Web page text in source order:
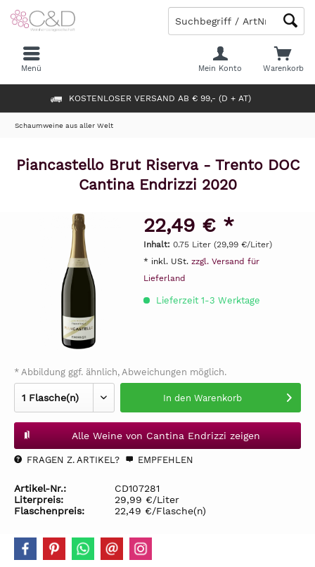
KOSTENLOSER VERSAND AB € 99,- (D + AT)
Warenkorb
Mein Konto
Menü
Schaumweine aus aller Welt
Piancastello Brut Riserva - Trento DOC
Cantina Endrizzi 2020
22,49 € *
Inhalt: 0.75 Liter (29,99 €/Liter)
* inkl. USt. zzgl. Versand für
Lieferland
Lieferzeit 1-3 Werktage
* Abbildung ggf. ähnlich, Abweichungen möglich.
In den Warenkorb
Alle Weine von Cantina Endrizzi zeigen
FRAGEN Z. ARTIKEL? EMPFEHLEN
Artikel-Nr.:
CD107281
Literpreis:
29,99 €/Liter
Flaschenpreis:
22,49 €/Flasche(n)